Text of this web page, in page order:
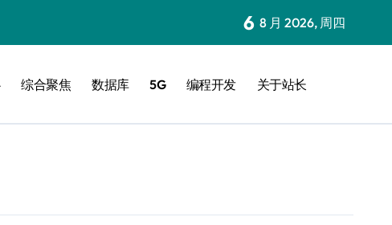
6 8 月 2026, 周四
综合聚焦 数据库 5G 编程开发 关于站长